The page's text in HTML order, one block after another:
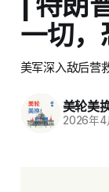
一切
美军深入敌后营
美轮美
2026年4